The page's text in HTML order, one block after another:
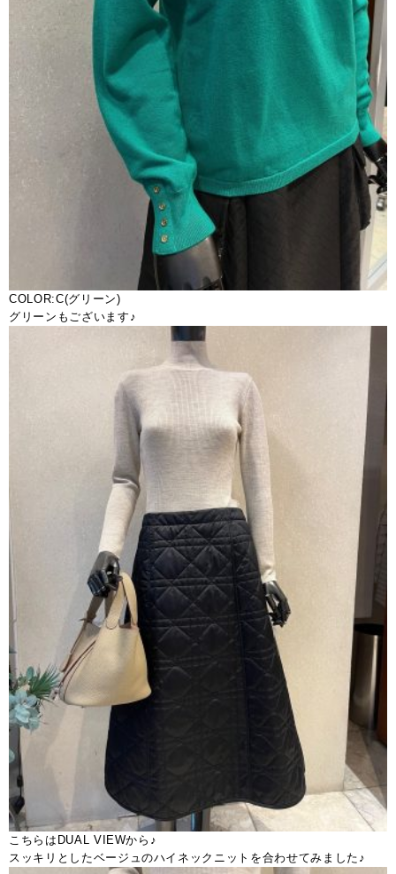
COLOR:C(グリーン)
グリーンもございます♪
こちらはDUAL VIEWから♪
スッキリとしたベージュのハイネックニットを合わせてみました♪